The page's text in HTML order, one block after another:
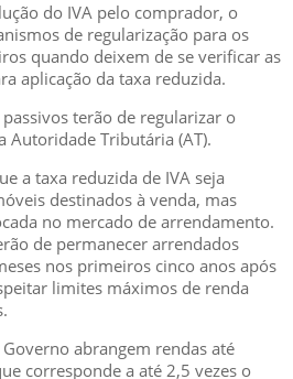
do IVA pelo comprador, o
de regularização para os
quando deixem de se verificar as
aplicação da taxa reduzida.
terão de regularizar o
Tributária (AT).
a taxa reduzida de IVA seja
destinados à venda, mas
no mercado de arrendamento.
de permanecer arrendados
nos primeiros cinco anos após
limites máximos de renda
abrangem rendas até
corresponde a até 2,5 vezes o